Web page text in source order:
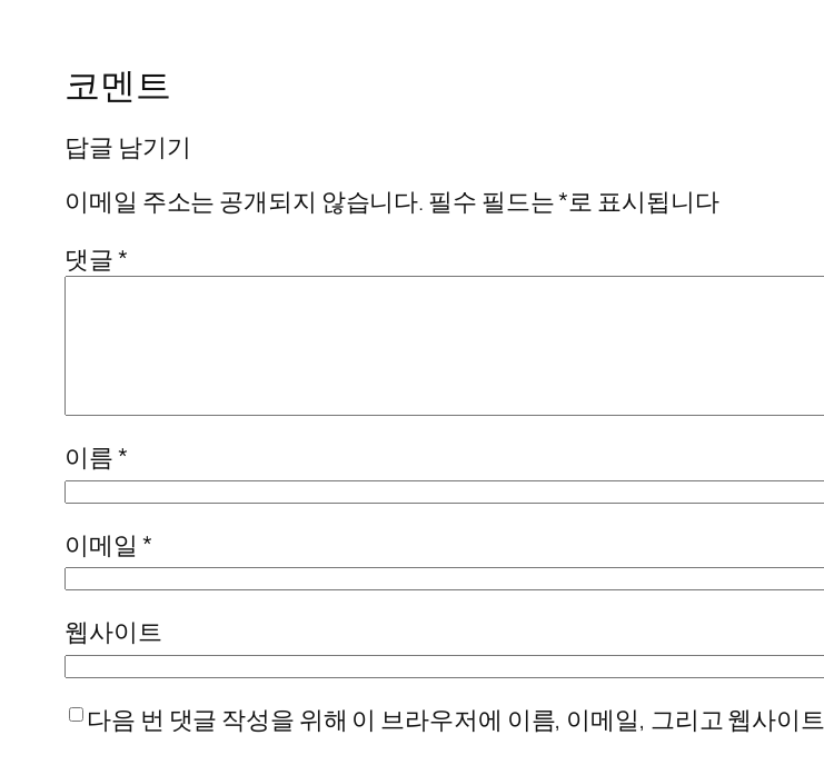
코멘트
답글 남기기
이메일 주소는 공개되지 않습니다. 필수 필드는*로 표시됩니다
댓글*
이름*
이메일 *
웹사이트
다음 번 댓글 작성을 위해 이 브라우저에 이름, 이메일, 그리고 웹사이